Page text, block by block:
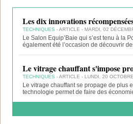
Les dix innovations
TECHNIQUES - ARTICLE - MARDI, 02
Le Salon Equip’Baie qui s’est tenu à la
également été l’occasion de découvrir
Le vitrage chauffant s'impose
TECHNIQUES - ARTICLE - LUNDI, 20
Le vitrage chauffant se propage de plus
technologie permet de faire des